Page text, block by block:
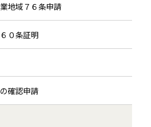
地域７６条申請
０条証明
確認申請